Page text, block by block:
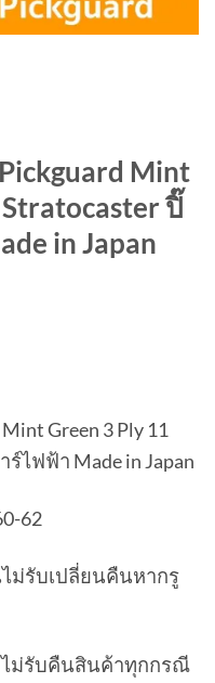
Mint
ปิ๊
in Japan
Green 3 Ply 11
ไฟฟ้า Made in Japan
62
ม่รับเปลี่ยนคืนหากรู
ไม่รับคืนสินค้าทุกกรณี